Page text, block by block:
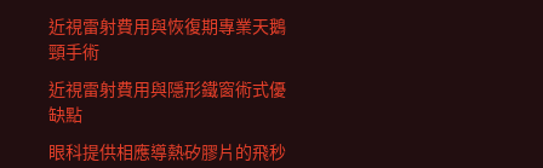
近視雷射費用與恢復期專業天鵝
頸手術
近視雷射費用與隱形鐵窗術式優
缺點
眼科提供相應導熱矽膠片的飛秒